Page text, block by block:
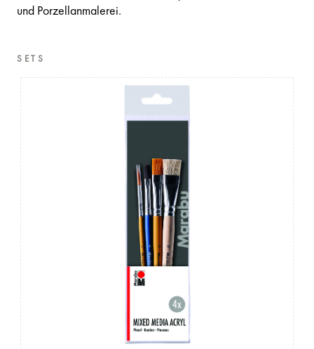
und Porzellanmalerei.
SETS